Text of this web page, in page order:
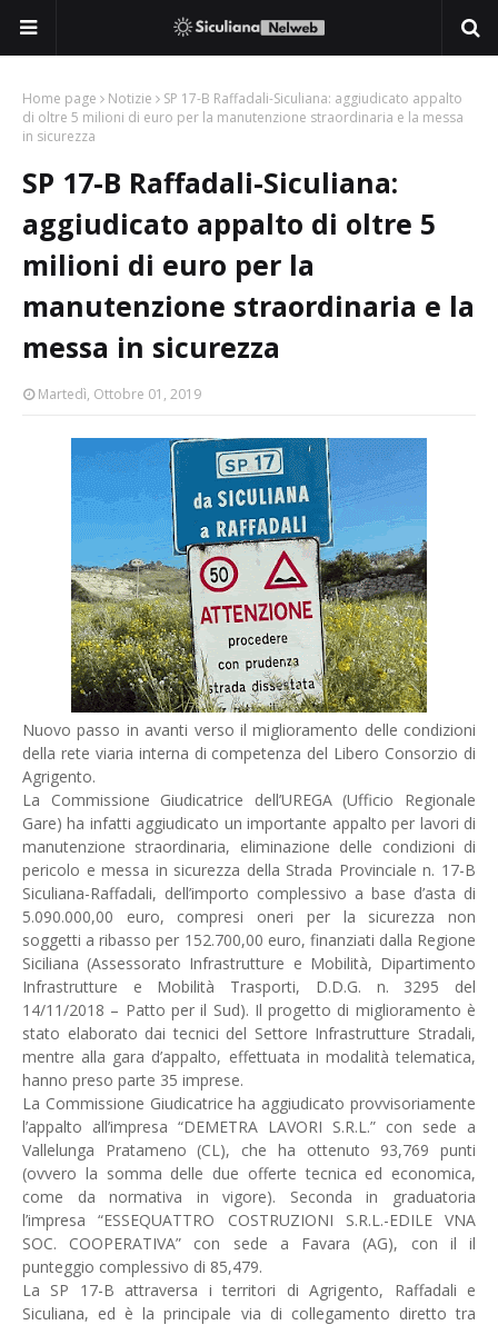
Home page Notizie
SP 17-B Raffadali-Siculiana: aggiudicato appalto
di oltre 5 milioni di euro per la manutenzione straordinaria e la messa
in sicurezza
SP 17-B Raffadali-Siculiana:
aggiudicato appalto di oltre 5
milioni di euro per la
manutenzione straordinaria e la
messa in sicurezza
Martedì, Ottobre 01, 2019
Nuovo passo in avanti verso il miglioramento delle condizioni
della rete viaria interna di competenza del Libero Consorzio di
Agrigento.
La Commissione Giudicatrice dell’UREGA (Ufficio Regionale
Gare) ha infatti aggiudicato un importante appalto per lavori di
manutenzione straordinaria, eliminazione delle condizioni di
pericolo e messa in sicurezza della Strada Provinciale n. 17-B
Siculiana-Raffadali, dell’importo complessivo a base d’asta di
5.090.000,00 euro, compresi oneri per la sicurezza non
soggetti a ribasso per 152.700,00 euro, finanziati dalla Regione
Siciliana (Assessorato Infrastrutture e Mobilità, Dipartimento
Infrastrutture e Mobilità Trasporti, D.D.G. n. 3295 del
14/11/2018 – Patto per il Sud). Il progetto di miglioramento è
stato elaborato dai tecnici del Settore Infrastrutture Stradali,
mentre alla gara d’appalto, effettuata in modalità telematica,
hanno preso parte 35 imprese.
La Commissione Giudicatrice ha aggiudicato provvisoriamente
l’appalto all’impresa “DEMETRA LAVORI S.R.L.” con sede a
Vallelunga Pratameno (CL), che ha ottenuto 93,769 punti
(ovvero la somma delle due offerte tecnica ed economica,
come da normativa in vigore). Seconda in graduatoria
l’impresa “ESSEQUATTRO COSTRUZIONI S.R.L.-EDILE VNA
SOC. COOPERATIVA” con sede a Favara (AG), con il il
punteggio complessivo di 85,479.
La SP 17-B attraversa i territori di Agrigento, Raffadali e
Siculiana, ed è la principale via di collegamento diretto tra